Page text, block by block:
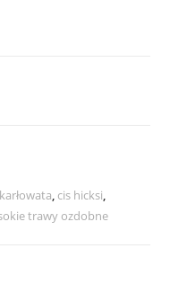
, cis hicksi,
trawy ozdobne